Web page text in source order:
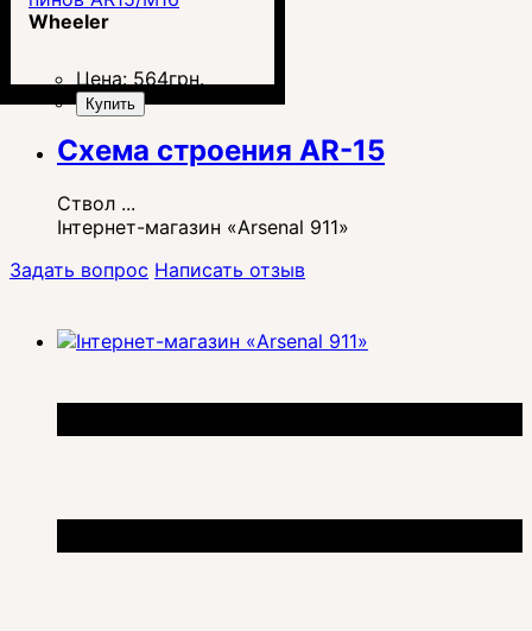
Wheeler
Wheeler
Цена: 564грн.
Купить
Схема строения AR-15
Ствол ...
Інтернет-магазин «Arsenal 911»
Задать вопрос Написать отзыв